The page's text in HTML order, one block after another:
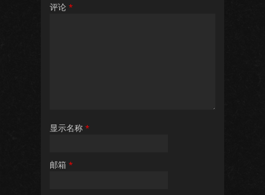
评论 *
显示名称 *
邮箱 *